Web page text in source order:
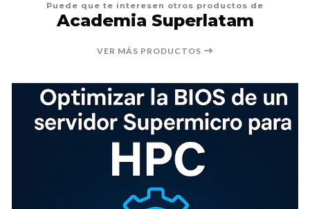
Puede que te interesen otros productos de
Academia Superlatam
VER MÁS PRODUCTOS